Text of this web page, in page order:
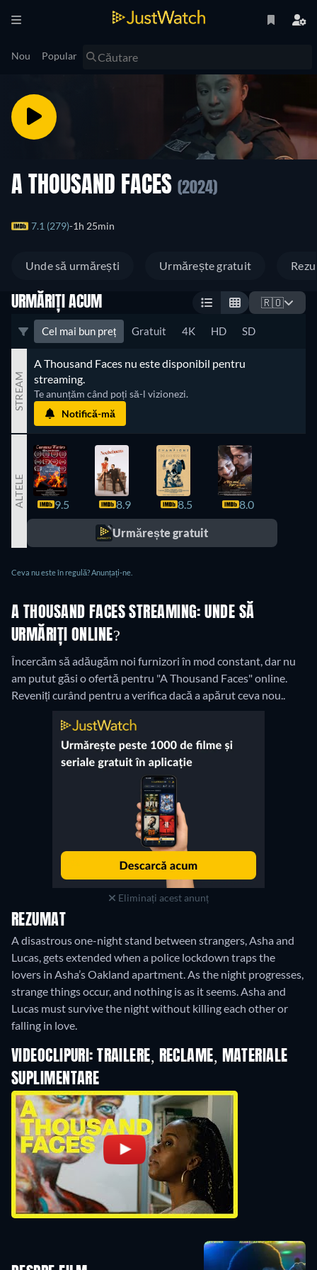
Nou Popular
A THOUSAND FACES (2024)
7.1 (279) 1h 25min
Unde să urmărești Urmărește gratuit
URMĂRIȚI ACUM 🇷🇴
Cel mai bun preț Gratuit 4K HD SD
STREAM
A Thousand Faces nu este disponibil pentru
streaming.
Te anunțăm când poți să-l vizionezi.
Notifică-mă
ALTELE 9.5 8.9 8.5 8.0
Urmărește gratuit
Ceva nu este în regulă? Anunțați-ne.
A THOUSAND FACES STREAMING: UNDE SĂ
URMĂRIȚI ONLINE?
Încercăm să adăugăm noi furnizori în mod constant, dar nu
am putut găsi o ofertă pentru "A Thousand Faces" online.
Reveniți curând pentru a verifica dacă a apărut ceva nou..
Eliminați acest anunț
REZUMAT
A disastrous one-night stand between strangers, Asha and
Lucas, gets extended when a police lockdown traps the
lovers in Asha’s Oakland apartment. As the night progresses,
strange things occur, and nothing is as it seems. Asha and
Lucas must survive the night without killing each other or
falling in love.
VIDEOCLIPURI: TRAILERE, RECLAME, MATERIALE
SUPLIMENTARE